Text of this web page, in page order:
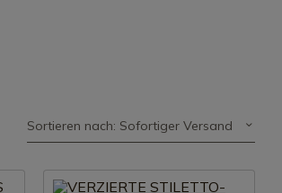
Sortieren nach: Sofortiger Versand